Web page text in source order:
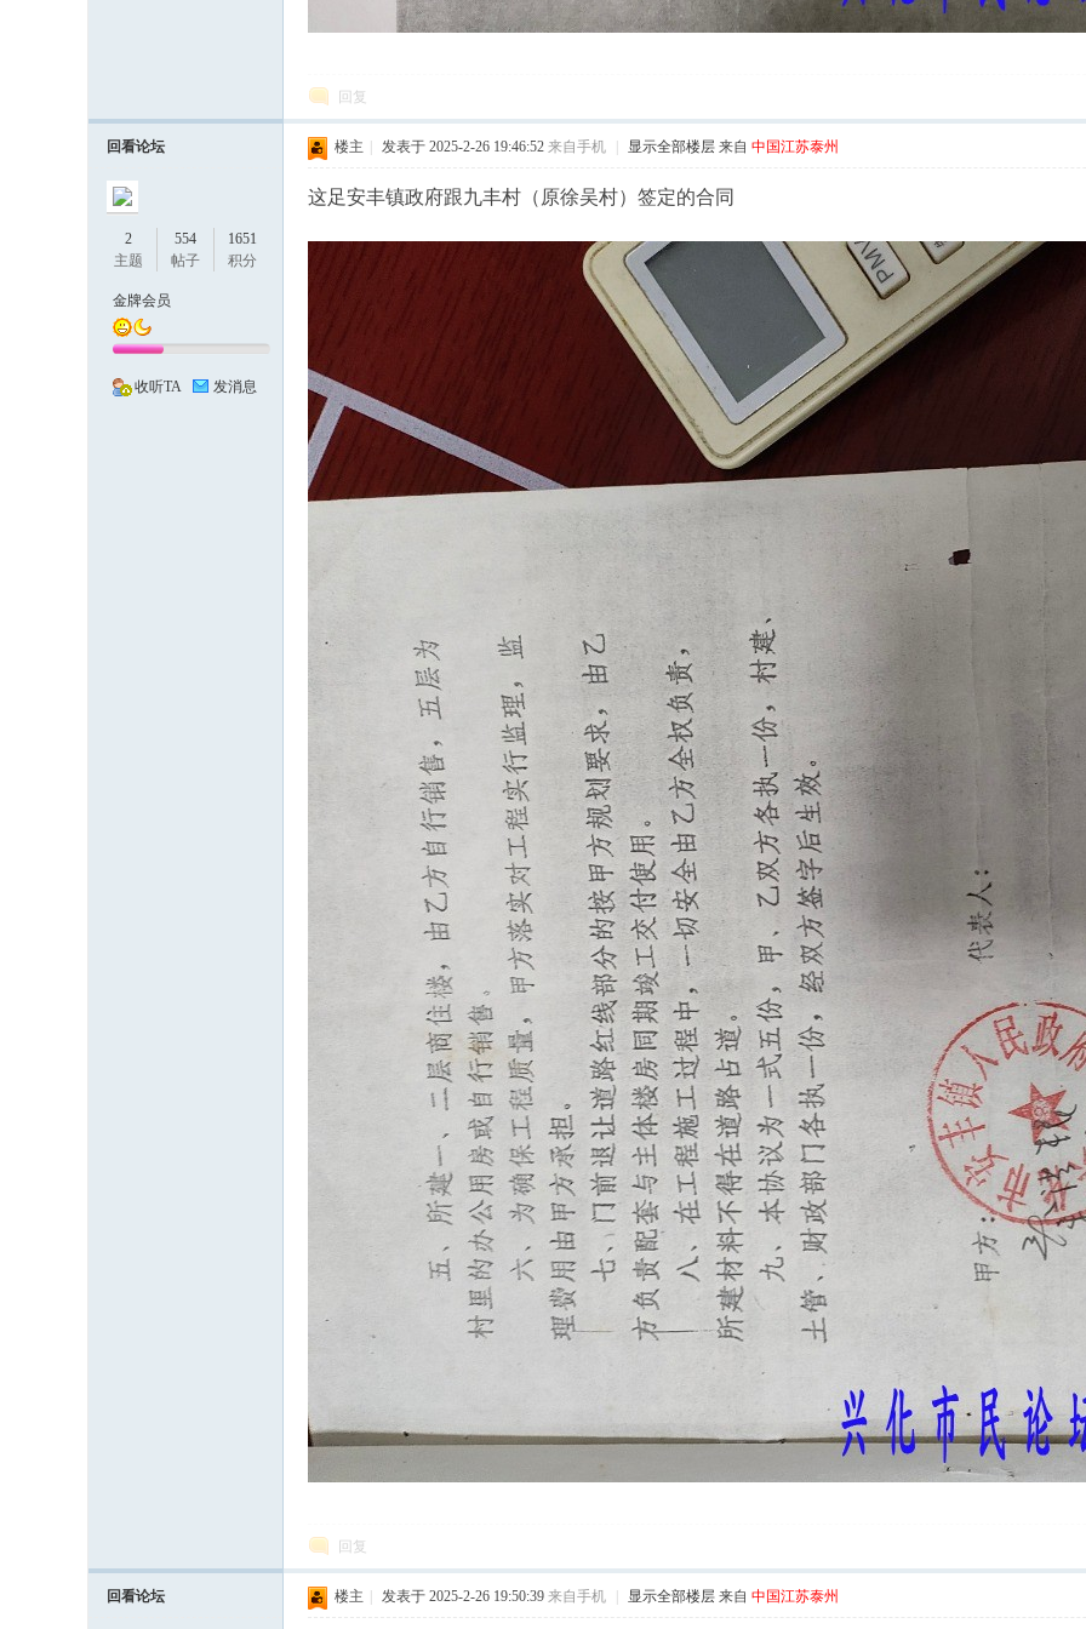
回复
回看论坛
2
主题
554
帖子
1651
积分
金牌会员
收听TA 发消息
楼主 发表于 2025-2-26 19:46:52 来自手机 显示全部楼层 来自 中国江苏泰州
这足安丰镇政府跟九丰村（原徐吴村）签定的合同
回复
回看论坛 楼主 发表于 2025-2-26 19:50:39 来自手机 显示全部楼层 来自 中国江苏泰州